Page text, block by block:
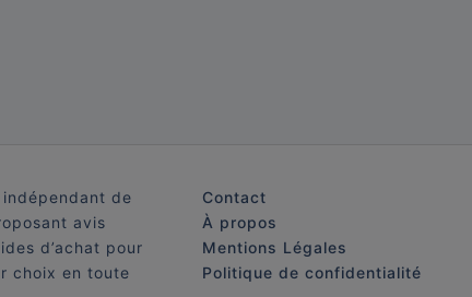
de
avis
d’achat pour
choix en toute
Contact
À propos
Mentions Légales
Politique de confidentialité